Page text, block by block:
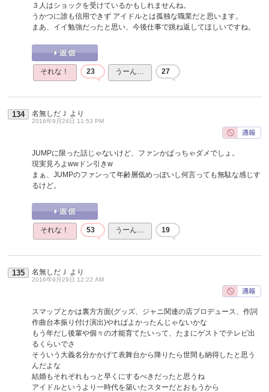
３人はショックを受けているかもしれませんね。
うかつに誰も信用できず アイドルとは孤独な職業だと思います。
まあ、イイ勉強だったと思い、今後仕事で跳ね返してほしいですね。
それな！ 23 うーん… 27
134 名無しだＪ より
2016年9月24日 11:53 PM
JUMPに限った話じゃないけど、ファンかばっちゃダメでしょ。
現実見ろよwwドン引きw
まぁ、JUMPのファンって年齢層低めっぽいし何言っても無駄な感じす
るけど。
それな！ 53 うーん… 19
135 名無しだＪ より
2016年9月29日 12:22 AM
スマップとかは裏方方面(グッズ、ジャニ関連の店プロデュース、作詞
作曲台本振り付け演出)やればよかったんじゃないかな
もう年だし後輩や個々の才能育てたいって、たまにゲストでテレビ出
るくらいでさ
そういう大義名分かかげて表舞台から降りたら世間も納得したと思う
んだよな
結婚もそれぞれもっと早くにするべきだったと思うね
アイドルというより一時代を築いたスターだとおもうから